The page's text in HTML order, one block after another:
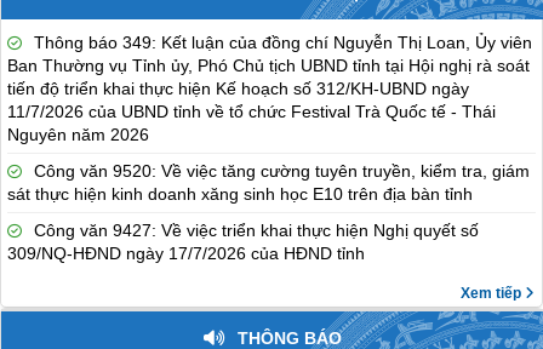
Thông báo 349: Kết luận của đồng chí Nguyễn Thị Loan, Ủy viên
Ban Thường vụ Tỉnh ủy, Phó Chủ tịch UBND tỉnh tại Hội nghị rà soát
tiến độ triển khai thực hiện Kế hoạch số 312/KH-UBND ngày
11/7/2026 của UBND tỉnh về tổ chức Festival Trà Quốc tế - Thái
Nguyên năm 2026
Công văn 9520: Về việc tăng cường tuyên truyền, kiểm tra, giám
sát thực hiện kinh doanh xăng sinh học E10 trên địa bàn tỉnh
Công văn 9427: Về việc triển khai thực hiện Nghị quyết số
309/NQ-HĐND ngày 17/7/2026 của HĐND tỉnh
Xem tiếp
THÔNG BÁO